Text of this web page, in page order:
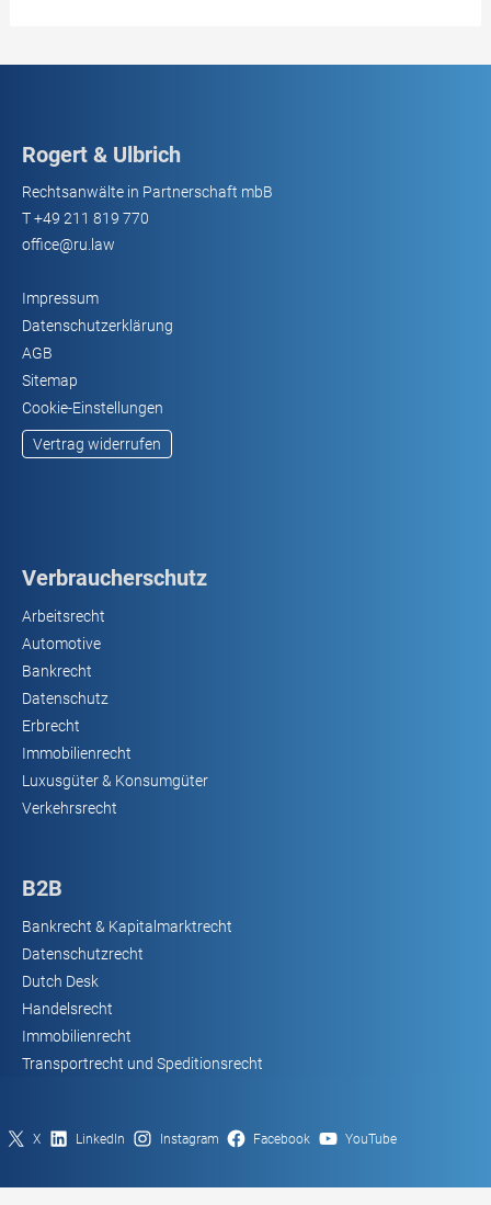
Rogert & Ulbrich
Rechtsanwälte in Partnerschaft mbB
T+49 211 819 770
office@ru.law
Impressum
Datenschutzerklärung
AGB
Sitemap
Cookie-Einstellungen
Vertrag widerrufen
Verbraucherschutz
Arbeitsrecht
Automotive
Bankrecht
Datenschutz
Erbrecht
Immobilienrecht
Luxusgüter & Konsumgüter
Verkehrsrecht
B2B
Bankrecht & Kapitalmarktrecht
Datenschutzrecht
Dutch Desk
Handelsrecht
Immobilienrecht
Transportrecht und Speditionsrecht
X LinkedIn Instagram Facebook YouTube